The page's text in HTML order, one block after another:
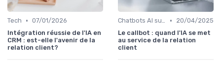
Tech • 07/01/2026
Intégration réussie de l'IA en
CRM : est-elle l'avenir de la
relation client?
Chatbots AI support client •
20/04/2025
Le callbot : quand l'IA se met
au service de la relation
client